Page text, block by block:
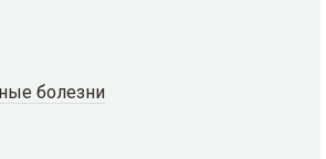
болезни